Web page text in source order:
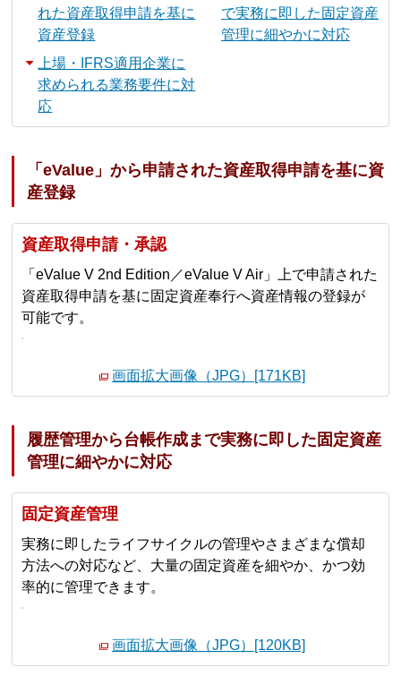
れた資産取得申請を基に
資産登録
で実務に即した固定資産
管理に細やかに対応
上場・IFRS適用企業に
求められる業務要件に対
応
「eValue」から申請された資産取得申請を基に資
産登録
資産取得申請・承認
「eValue V 2nd Edition／eValue V Air」上で申請された
資産取得申請を基に固定資産奉行へ資産情報の登録が
可能です。
画面拡大画像（JPG）[171KB]
履歴管理から台帳作成まで実務に即した固定資産
管理に細やかに対応
固定資産管理
実務に即したライフサイクルの管理やさまざまな償却
方法への対応など、大量の固定資産を細やか、かつ効
率的に管理できます。
画面拡大画像（JPG）[120KB]